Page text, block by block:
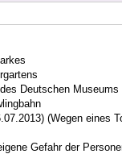
Deutschen Museums
(Wegen eines
Gefahr der